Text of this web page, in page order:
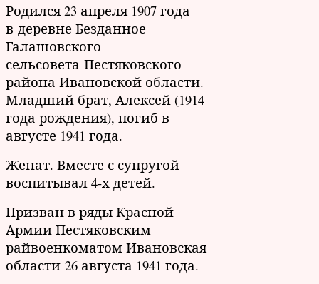
Родился 23 апреля 1907 года
в деревне Безданное
Галашовского
сельсовета Пестяковского
района Ивановской области.
Младший брат, Алексей (1914
года рождения), погиб в
августе 1941 года.
Женат. Вместе с супругой
воспитывал 4-х детей.
Призван в ряды Красной
Армии Пестяковским
райвоенкоматом Ивановская
области 26 августа 1941 года.